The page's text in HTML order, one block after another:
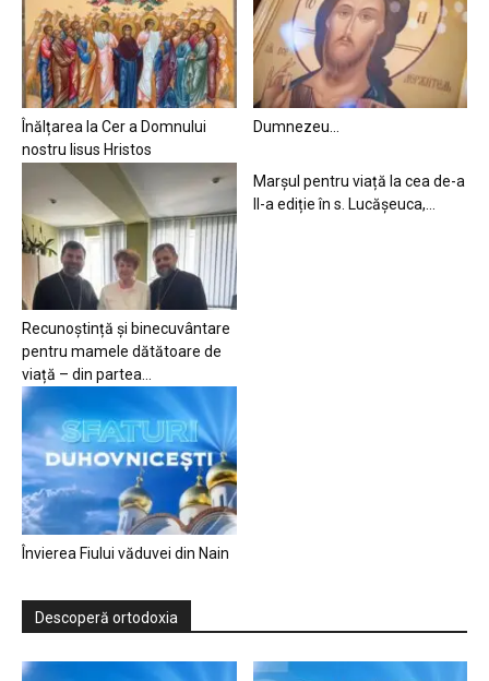
Înălțarea la Cer a Domnului
nostru Iisus Hristos
Dumnezeu…
Recunoștință și binecuvântare
pentru mamele dătătoare de
viață – din partea...
Marșul pentru viață la cea de-a
II-a ediție în s. Lucășeuca,...
Învierea Fiului văduvei din Nain
Descoperă ortodoxia